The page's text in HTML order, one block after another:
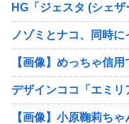
HG「ジェスタ (シェ
ノゾミとナコ、同時
【画像】めっちゃ信
デザインココ「エミ
【画像】小原鞠莉ち